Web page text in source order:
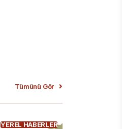
Tümünü Gör
YEREL HABERLER